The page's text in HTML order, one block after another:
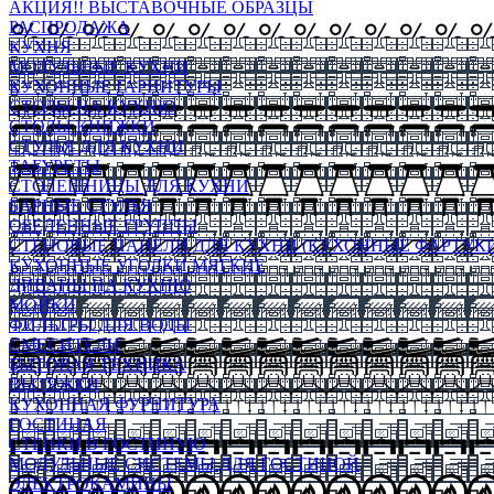
АКЦИЯ!! ВЫСТАВОЧНЫЕ ОБРАЗЦЫ
РАСПРОДАЖА
КУХНЯ
МОДУЛЬНЫЕ КУХНИ
КУХОННЫЕ ГАРНИТУРЫ
СТОЛЫ НА КУХНЮ
СТОЛЫ КНИЖКИ
СТУЛЬЯ ДЛЯ КУХНИ
ТАБУРЕТЫ
СТОЛЕШНИЦЫ ДЛЯ КУХНИ
БАРНЫЕ СТУЛЬЯ
ОБЕДЕННЫЕ ГРУППЫ
СТЕНОВЫЕ ПАНЕЛИ ДЛЯ КУХНИ (КУХОННЫЕ
КУХОННЫЕ УГОЛКИ МЯГКИЕ
ДИВАНЫ НА КУХНЮ
МОЙКИ
ФИЛЬТРЫ ДЛЯ ВОДЫ
СМЕСИТЕЛИ
БЫТОВАЯ ТЕХНИКА
ВЫТЯЖКИ
КУХОННАЯ ФУРНИТУРА
ГОСТИНАЯ
СТЕНКИ В ГОСТИНУЮ
МОДУЛЬНЫЕ СИСТЕМЫ ДЛЯ ГОСТИНОЙ
ЭЛЕКТРОКАМИНЫ